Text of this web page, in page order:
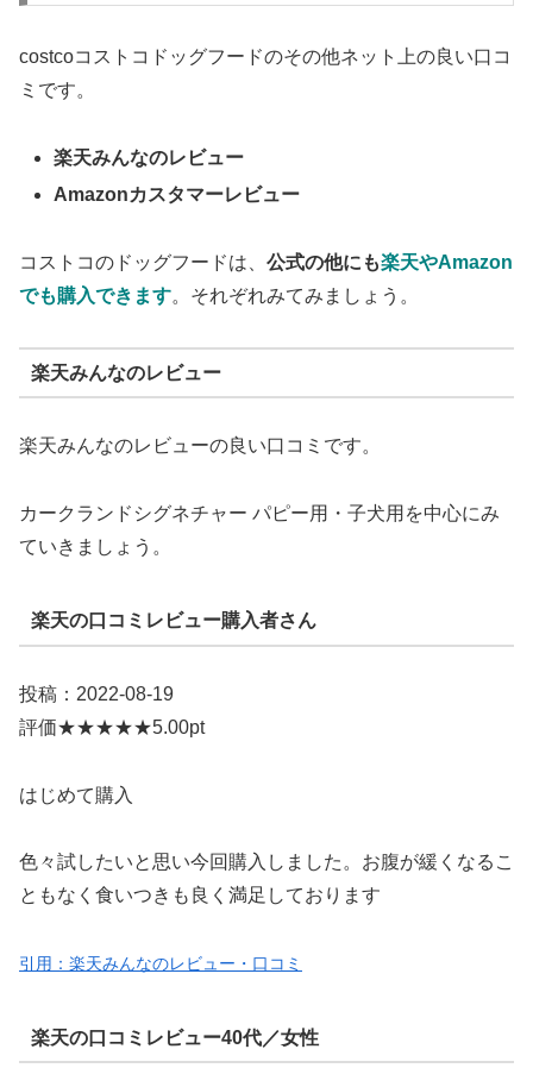
costcoコストコドッグフードのその他ネット上の良い口コ
ミです。
楽天みんなのレビュー
Amazonカスタマーレビュー
コストコのドッグフードは、 公式の他にも楽天やAmazon
でも購入できます。それぞれみてみましょう。
楽天みんなのレビュー
楽天みんなのレビューの良い口コミです。
カークランドシグネチャー パピー用・子犬用を中心にみ
ていきましょう。
楽天の口コミレビュー購入者さん
投稿：2022-08-19
評価★★★★★5.00pt
はじめて購入
色々試したいと思い今回購入しました。お腹が緩くなるこ
ともなく食いつきも良く満足しております
引用：楽天みんなのレビュー・口コミ
楽天の口コミレビュー40代／女性